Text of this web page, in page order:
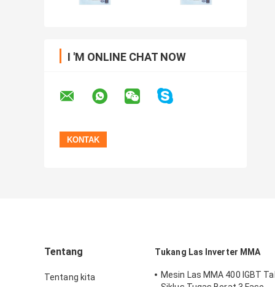
I 'M ONLINE CHAT NOW
Tentang
Tentang kita
Tukang Las Inverter MMA
Mesin Las MMA 400 IGBT